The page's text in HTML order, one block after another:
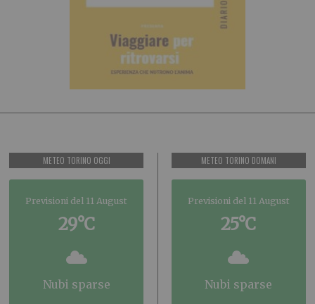
METEO TORINO OGGI
Previsioni del 11 August
29°C
nubi sparse
METEO TORINO DOMANI
Previsioni del 11 August
25°C
nubi sparse